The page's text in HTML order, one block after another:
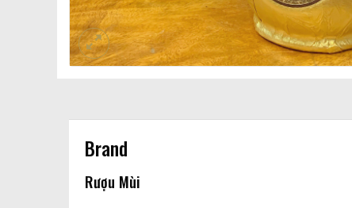
Brand
Rượu Mùi